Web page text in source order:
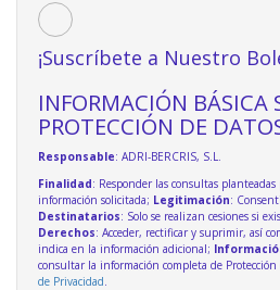
¡Suscríbete a Nuestro
INFORMACIÓN BÁSICA
PROTECCIÓN DE
Responsable: ADRI-BERCRIS, S.L.
Finalidad: Responder las consultas
información solicitada; Legitimación:
Destinatarios: Solo se realizan cesiones si
Derechos: Acceder, rectificar y suprimir, así
indica en la información adicional;
consultar la información completa de
de Privacidad